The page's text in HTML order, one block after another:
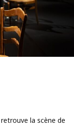
la scène de